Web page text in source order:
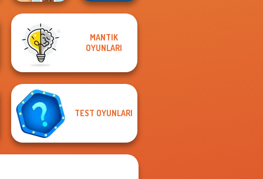
Tattoo Master 3D:
Crazy Art
Wordmeister
MANTIK
OYUNLARI
TEST OYUNLARI